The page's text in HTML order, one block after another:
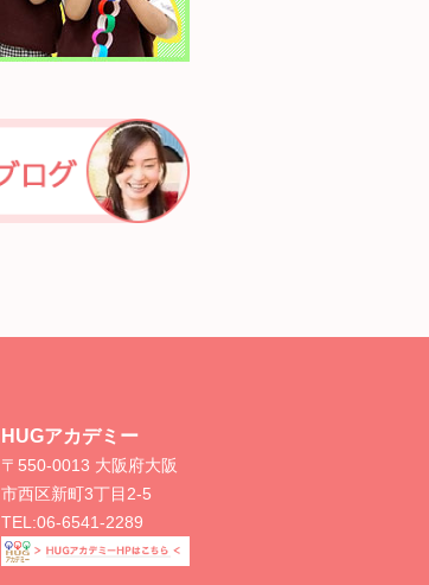
HUGアカデミー
〒550-0013 大阪府大阪
市西区新町3丁目2-5
TEL:06-6541-2289